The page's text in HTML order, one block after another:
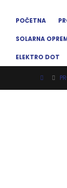
POČETNA
SOLARNA
ELEKTRO DOT